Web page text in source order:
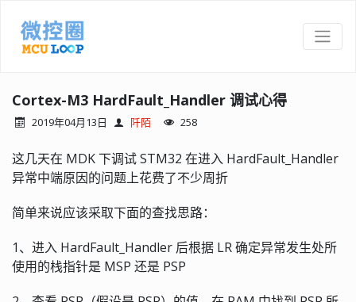
Cortex-M3 HardFault_Handler 调试心得
2019年04月13日 阡陌 258
这几天在 MDK 下调试 STM32 在进入 HardFault_Handler
异常中端原因的问题上花费了不少周折
简单来说应该采取下面的查找思路：
1、进入 HardFault_Handler 后根据 LR 确定异常发生处所
使用的栈指针是 MSP 还是 PSP